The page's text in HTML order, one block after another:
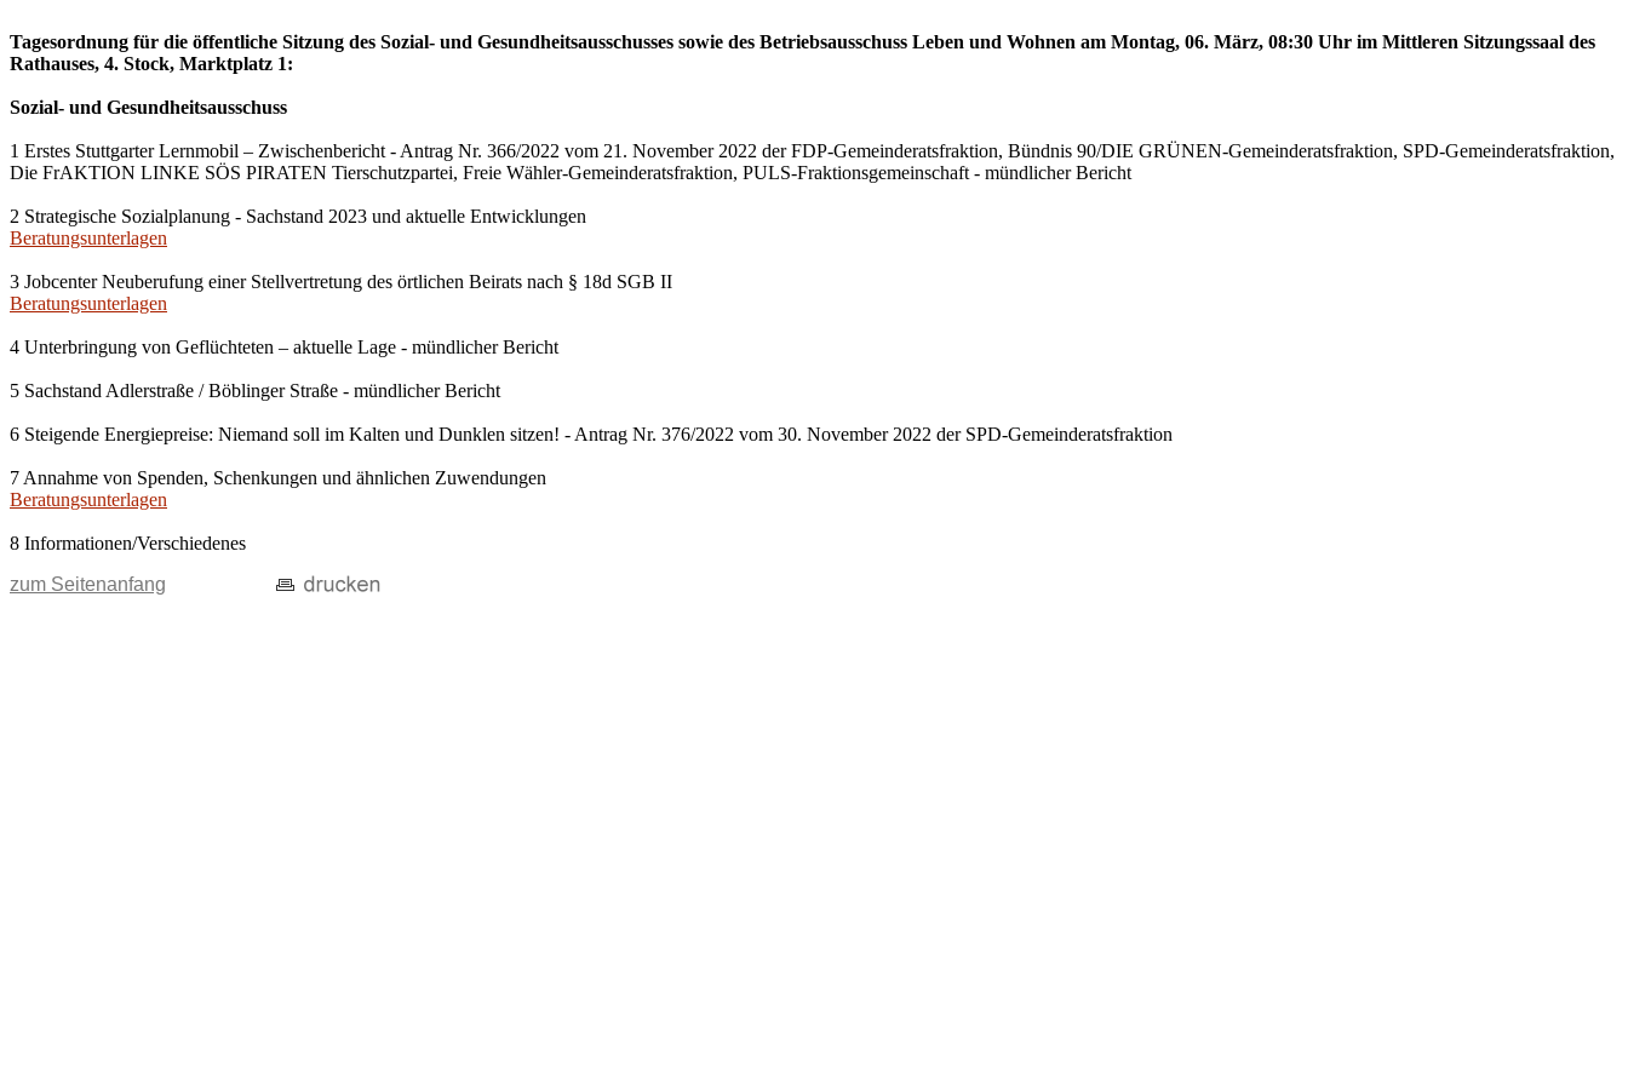
Tagesordnung für die öffentliche Sitzung des Sozial- und Gesundheitsausschusses sowie des Betriebsausschuss Leben und Wohnen am Montag, 06. März, 08:30 Uhr im Mittleren Sitzungssaal des
Rathauses, 4. Stock, Marktplatz 1:
Sozial- und Gesundheitsausschuss
1 Erstes Stuttgarter Lernmobil – Zwischenbericht - Antrag Nr. 366/2022 vom 21. November 2022 der FDP-Gemeinderatsfraktion, Bündnis 90/DIE GRÜNEN-Gemeinderatsfraktion, SPD-Gemeinderatsfraktion,
Die FrAKTION LINKE SÖS PIRATEN Tierschutzpartei, Freie Wähler-Gemeinderatsfraktion, PULS-Fraktionsgemeinschaft - mündlicher Bericht
2 Strategische Sozialplanung - Sachstand 2023 und aktuelle Entwicklungen
Beratungsunterlagen
3 Jobcenter Neuberufung einer Stellvertretung des örtlichen Beirats nach § 18d SGB II
Beratungsunterlagen
4 Unterbringung von Geflüchteten – aktuelle Lage - mündlicher Bericht
5 Sachstand Adlerstraße / Böblinger Straße - mündlicher Bericht
6 Steigende Energiepreise: Niemand soll im Kalten und Dunklen sitzen! - Antrag Nr. 376/2022 vom 30. November 2022 der SPD-Gemeinderatsfraktion
7 Annahme von Spenden, Schenkungen und ähnlichen Zuwendungen
Beratungsunterlagen
8 Informationen/Verschiedenes
zum Seitenanfang